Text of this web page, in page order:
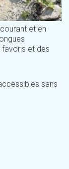
et en
et des
sans